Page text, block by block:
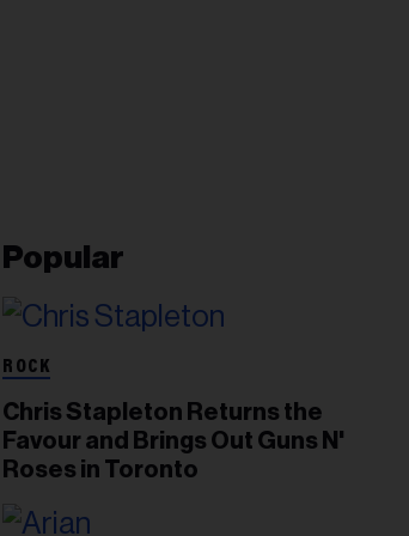
Popular
ROCK
Chris Stapleton Returns the
Favour and Brings Out Guns N'
Roses in Toronto